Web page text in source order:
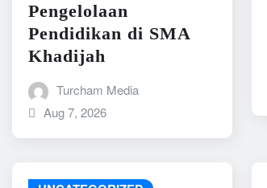
Pengelolaan
Pendidikan di SMA
Khadijah
Turcham Media
Aug 7, 2026